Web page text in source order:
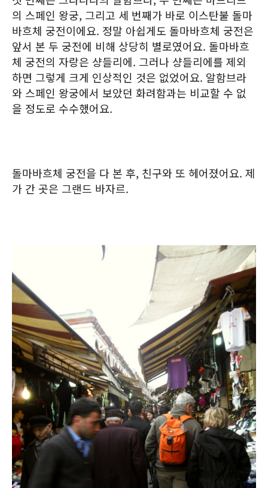
의 스페인 왕궁, 그리고 세 번째가 바로 이스탄불 돌마
바흐체 궁전이에요. 정말 아쉽게도 돌마바흐체 궁전은
앞서 본 두 궁전에 비해 상당히 별로였어요. 돌마바흐
체 궁전의 자랑은 샹들리에. 그러나 샹들리에를 제외
하면 그렇게 크게 인상적인 것은 없었어요. 알함브라
와 스페인 왕궁에서 보았던 화려함과는 비교할 수 없
을 정도로 수수했어요.
돌마바흐체 궁전을 다 본 후, 친구와 또 헤어졌어요. 제
가 간 곳은 그랜드 바자르.